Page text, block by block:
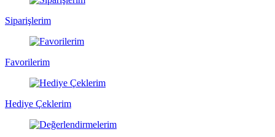
Siparişlerim
Favorilerim
Hediye Çeklerim